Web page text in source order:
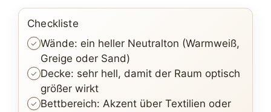
Checkliste
Wände: ein heller Neutralton (Warmweiß,
Greige oder Sand)
Decke: sehr hell, damit der Raum optisch
größer wirkt
Bettbereich: Akzent über Textilien oder